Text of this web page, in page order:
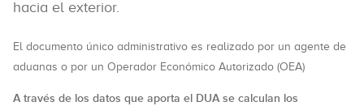
hacia el exterior.
El documento único administrativo es realizado por un agente de
aduanas o por un Operador Económico Autorizado (OEA)
A través de los datos que aporta el DUA se calculan los